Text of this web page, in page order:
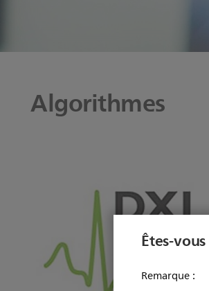
Êtes-
Remarque :
Algorithmes